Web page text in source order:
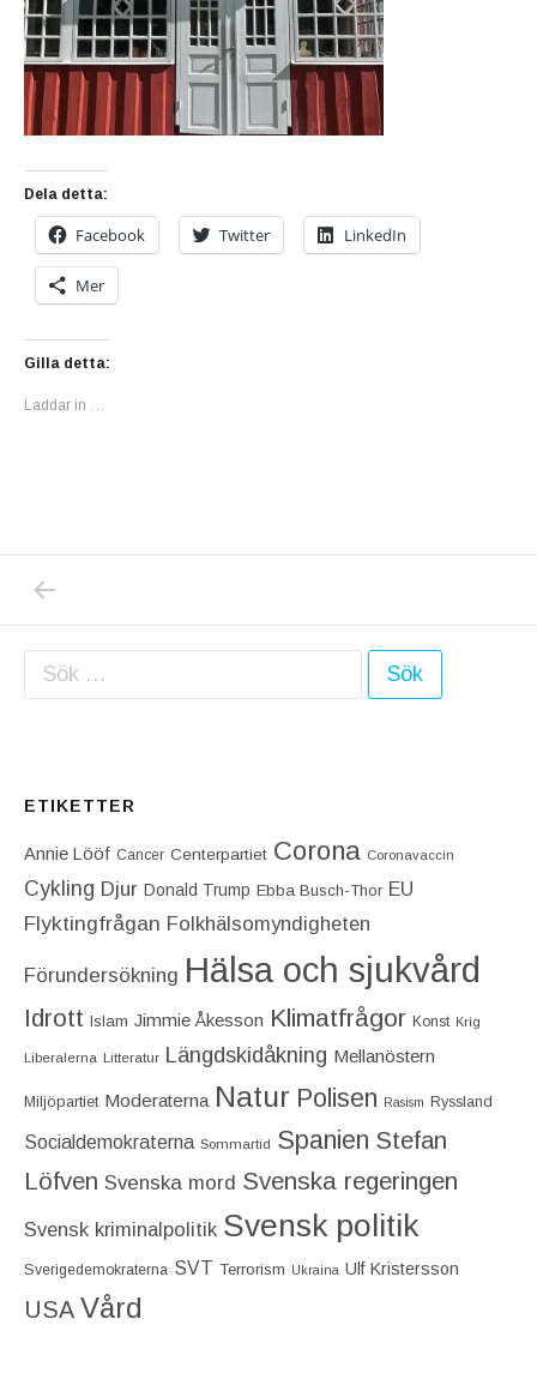
Dela detta:
Facebook Twitter LinkedIn
Mer
Gilla detta:
Laddar in …
Inläggsnavigering
Sök efter:
ETIKETTER
Annie Lööf Cancer Centerpartiet‎ Corona Coronavaccin
Cykling Djur Donald Trump Ebba Busch-Thor EU
Flyktingfrågan Folkhälsomyndigheten
Förundersökning Hälsa och sjukvård
Idrott Islam Jimmie Åkesson Klimatfrågor Konst Krig
Liberalerna Litteratur Längdskidåkning Mellanöstern
Miljöpartiet Moderaterna Natur Polisen Rasism Ryssland
Socialdemokraterna Sommartid Spanien Stefan
Löfven Svenska mord Svenska regeringen
Svensk kriminalpolitik Svensk politik
Sverigedemokraterna SVT Terrorism Ukraina Ulf Kristersson
USA Vård